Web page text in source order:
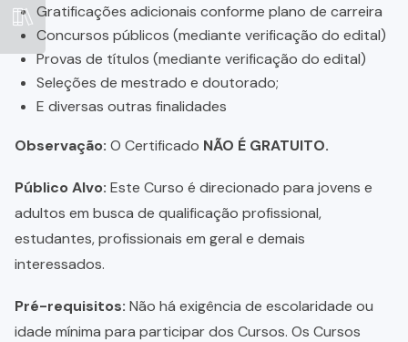
Gratificações adicionais conforme plano de carreira
Concursos públicos (mediante verificação do edital)
Provas de títulos (mediante verificação do edital)
Seleções de mestrado e doutorado;
E diversas outras finalidades
Observação: O Certificado NÃO É GRATUITO.
Público Alvo: Este Curso é direcionado para jovens e
adultos em busca de qualificação profissional,
estudantes, profissionais em geral e demais
interessados.
Pré-requisitos: Não há exigência de escolaridade ou
idade mínima para participar dos Cursos. Os Cursos